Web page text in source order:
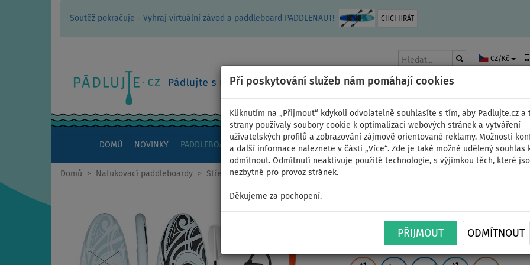
Soutěž pokračuje - Vyhraj virtuální závod a paddleboard PADDLENAUT! CHCI HRÁT
Při poskytování služeb nám pomáhají cookies
Kliknutím na „Přijmout“ kdykoli odvolatelně souhlasíte s tím, aby Padlujte.cz a
strany používaly soubory cookie k optimalizaci webových stránek a vytváření
uživatelských profilů a zobrazování zájmově orientované reklamy. Možnosti
a další informace naleznete v části „Více“. Zde je také možné udělený souhlas
odmítnout. Odmítnutí neaktivuje použité technologie, s výjimkou těch, které
nezbytné pro provoz stránek.
Děkujeme za pochopení.
PŘIJMOUT ODMÍTNOUT
CZ/Kč
DOMŮ NOVINKY PADDLEBOARDY KAJAKY ČLUNY A MOTORY PÁDLA PLACHTY OBLEČENÍ
Domů > Nafukovací paddleboardy > Střední univerzální
Paddleboard MOAI
nafukovací